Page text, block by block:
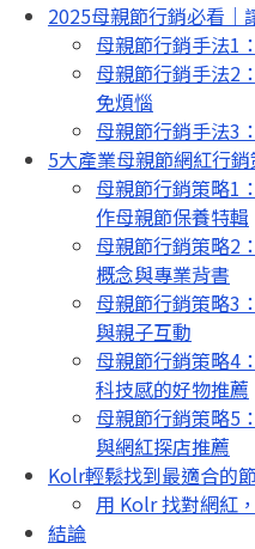
2025母親節行銷必看｜
母親節行銷手法1
母親節行銷手法2
免煩惱
母親節行銷手法3
5大產業母親節網紅行
母親節行銷策略1
作母親節保養特輯
母親節行銷策略2
概念與專業背書
母親節行銷策略3
與親子互動
母親節行銷策略4
科技感的好物推薦
母親節行銷策略5
與網紅探店推薦
Kolr輕鬆找到最適合的
用 Kolr 找對網紅
結論